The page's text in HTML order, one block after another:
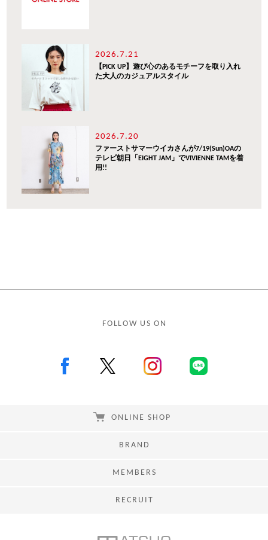
2026.7.21
【PICK UP】遊び心のあるモチーフを取り入れ
た大人のカジュアルスタイル
2026.7.20
ファーストサマーウイカさんが7/19(Sun)OAの
テレビ朝日「EIGHT JAM」でVIVIENNE TAMを着
用!!
FOLLOW US ON
ONLINE SHOP
BRAND
MEMBERS
RECRUIT